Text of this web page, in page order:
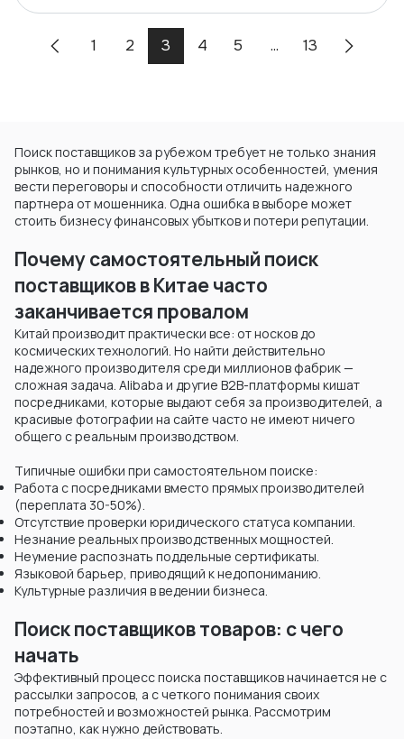
1 2 3 4 5 ... 13
Поиск поставщиков за рубежом требует не только знания
рынков, но и понимания культурных особенностей, умения
вести переговоры и способности отличить надежного
партнера от мошенника. Одна ошибка в выборе может
стоить бизнесу финансовых убытков и потери репутации.
Почему самостоятельный поиск
поставщиков в Китае часто
заканчивается провалом
Китай производит практически все: от носков до
космических технологий. Но найти действительно
надежного производителя среди миллионов фабрик —
сложная задача. Alibaba и другие B2B-платформы кишат
посредниками, которые выдают себя за производителей, а
красивые фотографии на сайте часто не имеют ничего
общего с реальным производством.
Типичные ошибки при самостоятельном поиске:
Работа с посредниками вместо прямых производителей
(переплата 30-50%).
Отсутствие проверки юридического статуса компании.
Незнание реальных производственных мощностей.
Неумение распознать поддельные сертификаты.
Языковой барьер, приводящий к недопониманию.
Культурные различия в ведении бизнеса.
Поиск поставщиков товаров: с чего
начать
Эффективный процесс поиска поставщиков начинается не с
рассылки запросов, а с четкого понимания своих
потребностей и возможностей рынка. Рассмотрим
поэтапно, как нужно действовать.